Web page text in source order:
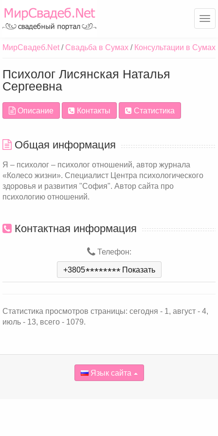
МирСвадеб.Net Свадьба в Сумах Консультации в Сумах
Психолог Лисянская Наталья
Сергеевна
Описание Контакты Статистика
Общая информация
Я – психолог – психолог отношений, автор журнала
«Колесо жизни». Специалист Центра психологического
здоровья и развития "София". Автор сайта про
психологию отношений.
Контактная информация
Телефон:
+3805******** Показать
Статистика просмотров страницы: сегодня - 1, август - 4,
июль - 13, всего - 1079.
Язык сайта